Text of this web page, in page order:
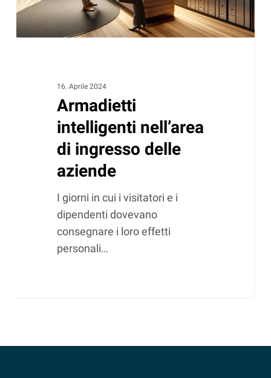
16. Aprile 2024
Armadietti
intelligenti nell’area
di ingresso delle
aziende
I giorni in cui i visitatori e i
dipendenti dovevano
consegnare i loro effetti
personali…